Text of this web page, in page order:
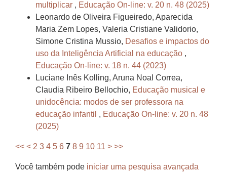
multiplicar , Educação On-line: v. 20 n. 48 (2025)
Leonardo de Oliveira Figueiredo, Aparecida
Maria Zem Lopes, Valeria Cristiane Validorio,
Simone Cristina Mussio, Desafios e impactos do
uso da Inteligência Artificial na educação ,
Educação On-line: v. 18 n. 44 (2023)
Luciane Inês Kolling, Aruna Noal Correa,
Claudia Ribeiro Bellochio, Educação musical e
unidocência: modos de ser professora na
educação infantil , Educação On-line: v. 20 n. 48
(2025)
<< < 2 3 4 5 6 7 8 9 10 11 > >>
Você também pode iniciar uma pesquisa avançada